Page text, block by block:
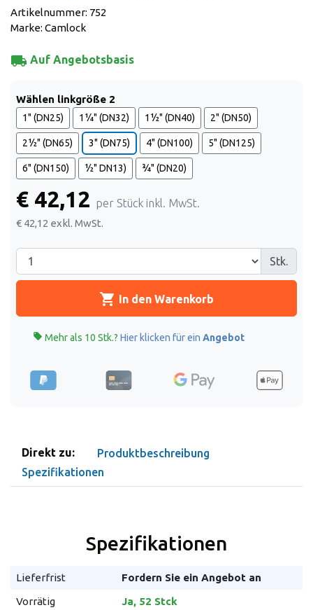
Artikelnummer: 752
Marke: Camlock
local_shipping Auf Angebotsbasis
Wählen linkgröße 2
1" (DN25) 1¼" (DN32) 1½" (DN40) 2" (DN50)
2½" (DN65) 3" (DN75) 4" (DN100) 5" (DN125)
6" (DN150) ½" DN13) ¾" (DN20)
€ 42,12 per Stück inkl. MwSt.
€ 42,12 exkl. MwSt.
Stk.
shopping_cart In den Warenkorb
 Mehr als 10 Stk.? Hier klicken für ein Angebot
Direkt zu:
Produktbeschreibung
Spezifikationen
Spezifikationen
Lieferfrist
Fordern Sie ein Angebot an
Vorrätig
Ja, 52 Stck